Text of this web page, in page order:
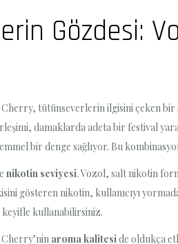
Gözdesi:
tütünseverlerin ilgisini çeken
damaklarda adeta bir festival
bir denge sağlıyor. Bu
nikotin seviyesi. Vozol, salt nikotin
gösteren nikotin, kullanıcıyı
keyifle kullanabilirsiniz.
aroma kaliteside oldukça